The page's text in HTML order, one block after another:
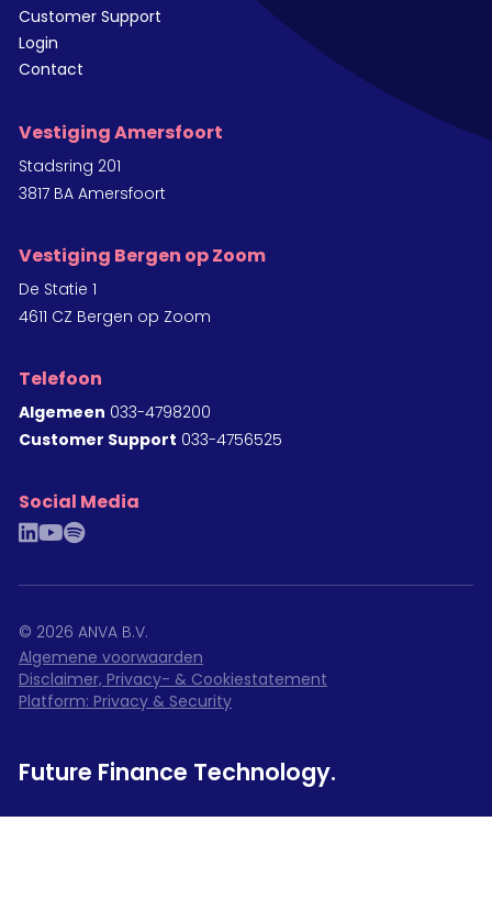
Customer Support
Login
Contact
Vestiging Amersfoort
Stadsring 201
3817 BA Amersfoort
Vestiging Bergen op Zoom
De Statie 1
4611 CZ Bergen op Zoom
Telefoon
Algemeen 033-4798200
Customer Support 033-4756525
Social Media
linkedinyoutubespotify
© 2026 ANVA B.V.
Algemene voorwaarden
Disclaimer, Privacy- & Cookiestatement
Platform: Privacy & Security
Future Finance Technology.